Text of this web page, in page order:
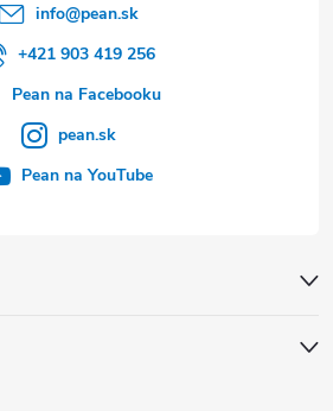
info@pean.sk
+421 903 419 256
Pean na Facebooku
pean.sk
Pean na YouTube